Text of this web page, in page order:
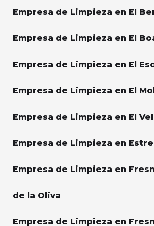
Empresa de Limpieza en El
Empresa de Limpieza en El
Empresa de Limpieza en El
Empresa de Limpieza en El
Empresa de Limpieza en El
Empresa de Limpieza en
Empresa de Limpieza en
de la Oliva
Empresa de Limpieza en